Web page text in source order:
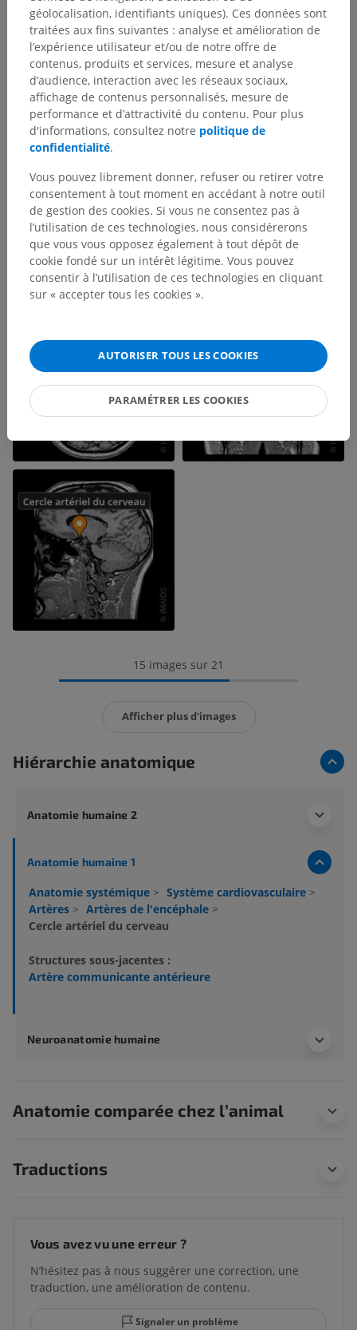
15 images sur 21
Afficher plus d'images
Hiérarchie anatomique
Anatomie humaine 2
Anatomie humaine 1
Anatomie systémique > Système cardiovasculaire >
Artères > Artères de l'encéphale >
Cercle artériel du cerveau
Structures sous-jacentes :
Artère communicante antérieure
Neuroanatomie humaine
Anatomie comparée chez l’animal
Traductions
Vous avez vu une erreur ?
N’hésitez pas à nous suggérer une correction, une
traduction, une amélioration de contenu.
Signaler un problème
géolocalisation, identifiants uniques). Ces données sont
traitées aux fins suivantes : analyse et amélioration de
l’expérience utilisateur et/ou de notre offre de
contenus, produits et services, mesure et analyse
d’audience, interaction avec les réseaux sociaux,
affichage de contenus personnalisés, mesure de
performance et d’attractivité du contenu. Pour plus
d'informations, consultez notre politique de
confidentialité.
Vous pouvez librement donner, refuser ou retirer votre
consentement à tout moment en accédant à notre outil
de gestion des cookies. Si vous ne consentez pas à
l’utilisation de ces technologies, nous considérerons
que vous vous opposez également à tout dépôt de
cookie fondé sur un intérêt légitime. Vous pouvez
consentir à l’utilisation de ces technologies en cliquant
sur « accepter tous les cookies ».
AUTORISER TOUS LES COOKIES
PARAMÉTRER LES COOKIES